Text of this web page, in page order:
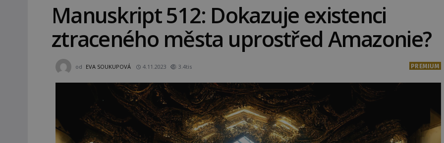
Manuskript 512: Dokazuje existenci
ztraceného města uprostřed Amazonie?
od EVA SOUKUPOVÁ 4.11.2023 3.4tis PREMIUM